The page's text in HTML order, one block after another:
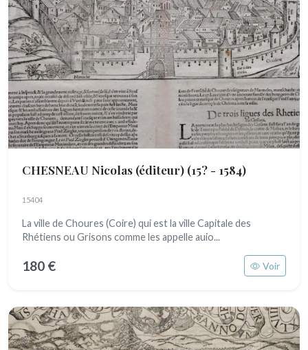
CHESNEAU Nicolas (éditeur) (15? - 1584)
15404
La ville de Choures (Coire) qui est la ville Capitale des
Rhétiens ou Grisons comme les appelle auio...
180 € Voir